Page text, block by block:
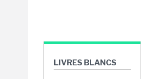
LIVRES BLANCS